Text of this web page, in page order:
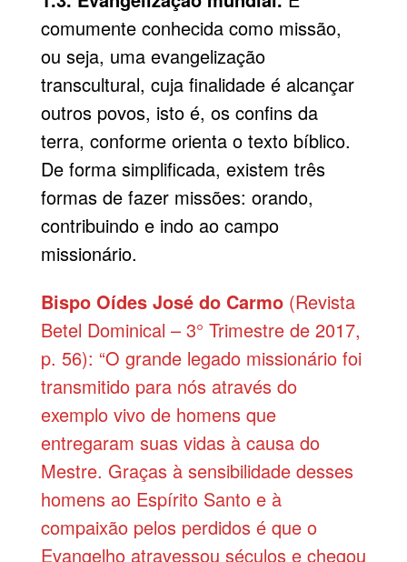
comumente conhecida como missão,
ou seja, uma evangelização
transcultural, cuja finalidade é alcançar
outros povos, isto é, os confins da
terra, conforme orienta o texto bíblico.
De forma simplificada, existem três
formas de fazer missões: orando,
contribuindo e indo ao campo
missionário.
Bispo Oídes José do Carmo(Revista
Betel Dominical – 3° Trimestre de 2017,
p. 56): “O grande legado missionário foi
transmitido para nós através do
exemplo vivo de homens que
entregaram suas vidas à causa do
Mestre. Graças à sensibilidade desses
homens ao Espírito Santo e à
compaixão pelos perdidos é que o
Evangelho atravessou séculos e chegou